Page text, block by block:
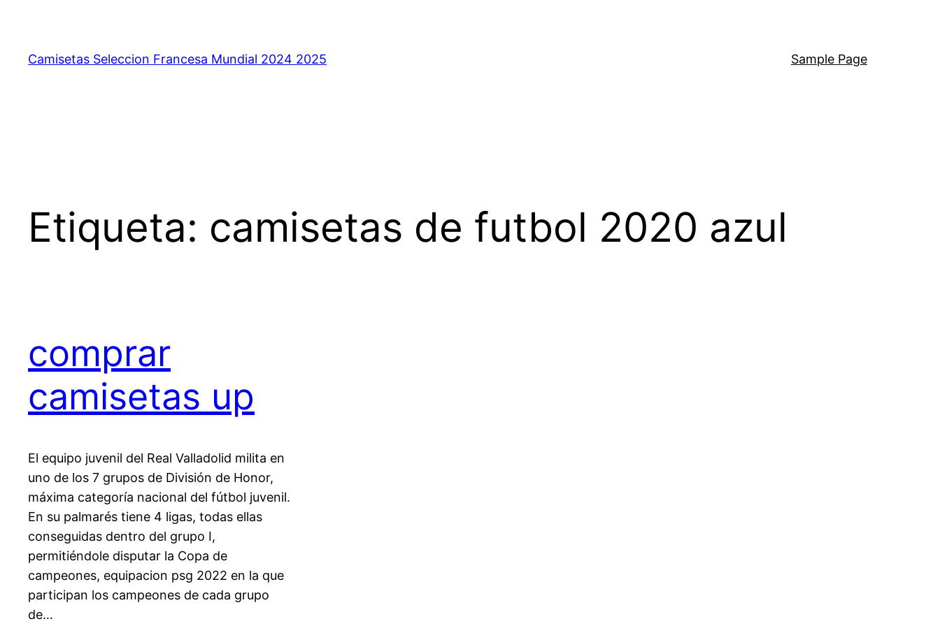
contenido
Camisetas Seleccion Francesa Mundial 2024 2025 Sample Page
Etiqueta: camisetas de futbol 2020 azul
comprar
camisetas up
El equipo juvenil del Real Valladolid milita en
uno de los 7 grupos de División de Honor,
máxima categoría nacional del fútbol juvenil.
En su palmarés tiene 4 ligas, todas ellas
conseguidas dentro del grupo I,
permitiéndole disputar la Copa de
campeones, equipacion psg 2022 en la que
participan los campeones de cada grupo
de…